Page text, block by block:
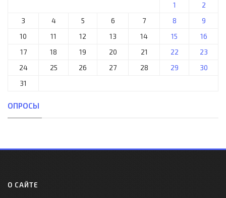
1
2
3
4 5 6 7 8
9
10
11 12 13 14 15
16
17
18 19 20 21 22
23
24
25 26 27 28 29
30
31
ОПРОСЫ
О САЙТЕ